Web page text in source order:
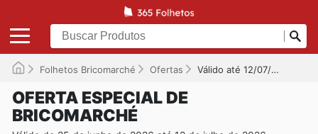
Folhetos Bricomarché Ofertas Válido até 12/07/2026
OFERTA ESPECIAL DE
BRICOMARCHÉ